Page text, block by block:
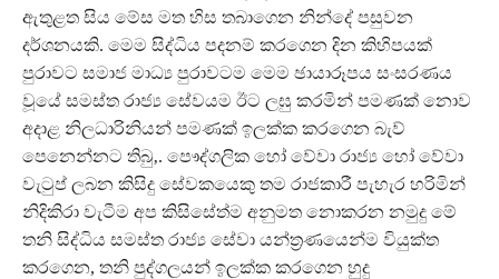
ඇතුළත සිය මේස මත හිස තබාගෙන නින්දේ පසුවන
දර්ශනයකි. මෙම සිද්ධිය පදනම් කරගෙන දින කිහිපයක්
පුරාවට සමාජ මාධ්‍ය පුරාවටම මෙම ඡායාරූපය සංසරණය
වූයේ සමස්ත රාජ්‍ය සේවයම ඊට ලඝු කරමින් පමණක් නොව
අදාළ නිලධාරිනියන් පමණක් ඉලක්ක කරගෙන බැව්
පෙනෙන්නට තිබු‚. පෞද්ගලික හෝ වේවා රාජ්‍ය හෝ වේවා
වැටුප් ලබන කිසිදු සේවකයෙකු තම රාජකාරී පැහැර හරිමින්
නිදිකිරා වැටීම අප කිසිසේත්ම අනුමත නොකරන නමුදු මේ
තනි සිද්ධිය සමස්ත රාජ්‍ය සේවා යන්ත්‍රණයෙන්ම වියුක්ත
කරගෙන, තනි පුද්ගලයන් ඉලක්ක කරගෙන හුදු